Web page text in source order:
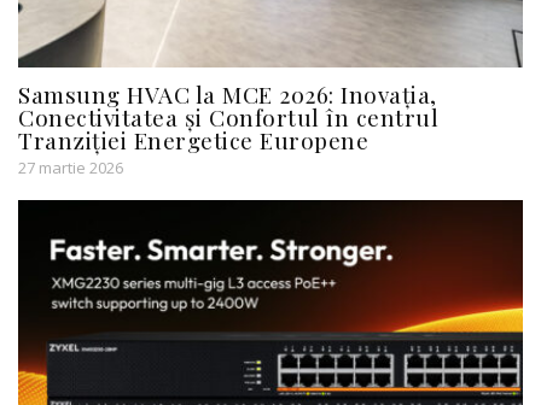
Samsung HVAC la MCE 2026: Inovația,
Conectivitatea și Confortul în centrul
Tranziției Energetice Europene
27 martie 2026